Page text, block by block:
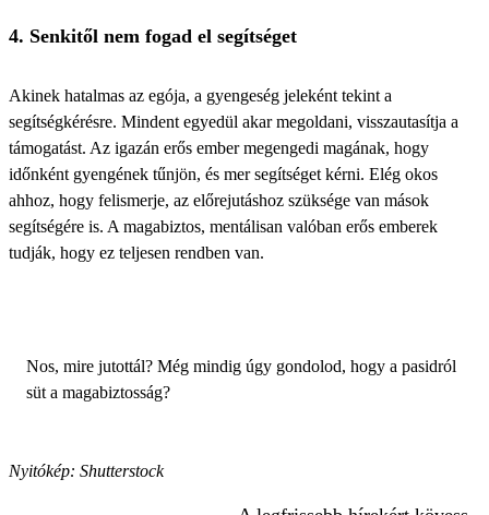
4. Senkitől nem fogad el segítséget
Akinek hatalmas az egója, a gyengeség jeleként tekint a
segítségkérésre. Mindent egyedül akar megoldani, visszautasítja a
támogatást. Az igazán erős embermegengedi magának, hogy
időnként gyengének tűnjön, és mer segítséget kérni. Elég okos
ahhoz, hogy felismerje, az előrejutáshoz szüksége van mások
segítségére is. A magabiztos, mentálisan valóban erős emberek
tudják, hogy ez teljesen rendben van.
Nos, mire jutottál? Még mindig úgy gondolod, hogy a pasidról
süt a magabiztosság?
Nyitókép: Shutterstock